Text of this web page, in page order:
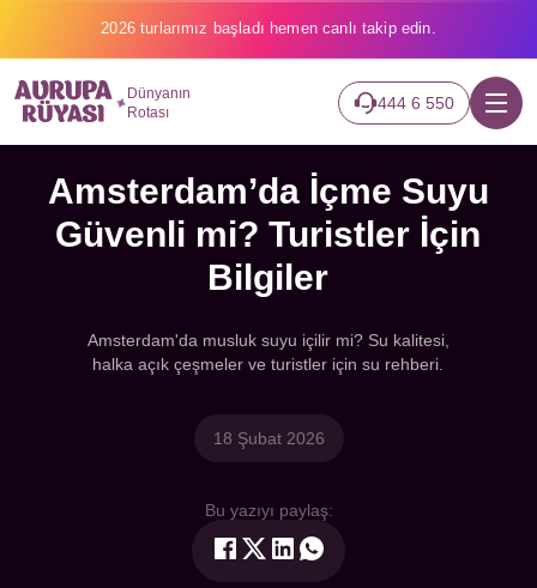
2026 turlarımız başladı hemen canlı takip edin.
Dünyanın
Rotası
444 6 550
Amsterdam’da İçme Suyu
Güvenli mi? Turistler İçin
Bilgiler
Amsterdam'da musluk suyu içilir mi? Su kalitesi,
halka açık çeşmeler ve turistler için su rehberi.
18 Şubat 2026
Bu yazıyı paylaş: